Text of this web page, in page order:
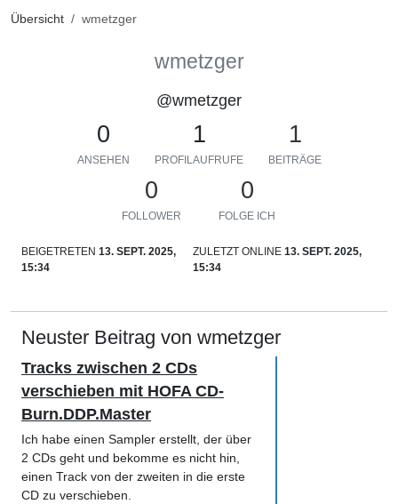
Übersicht wmetzger
wmetzger
@wmetzger
0
ANSEHEN
1
PROFILAUFRUFE
1
BEITRÄGE
0
FOLLOWER
0
FOLGE ICH
BEIGETRETEN 13. SEPT. 2025,
15:34
ZULETZT ONLINE 13. SEPT. 2025,
15:34
Neuster Beitrag von wmetzger
Tracks zwischen 2 CDs
verschieben mit HOFA CD-
Burn.DDP.Master
Ich habe einen Sampler erstellt, der über
2 CDs geht und bekomme es nicht hin,
einen Track von der zweiten in die erste
CD zu verschieben.